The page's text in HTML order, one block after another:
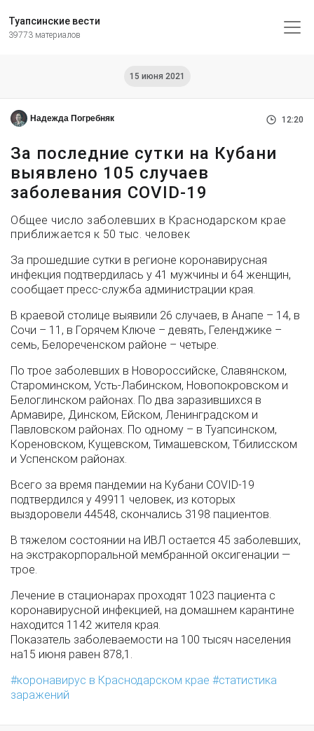
Туапсинские вести
39773 материалов
15 июня 2021
Надежда Погребняк 12:20
За последние сутки на Кубани
выявлено 105 случаев
заболевания COVID-19
Общее число заболевших в Краснодарском крае
приближается к 50 тыс. человек
За прошедшие сутки в регионе коронавирусная
инфекция подтвердилась у 41 мужчины и 64 женщин,
сообщает пресс-служба администрации края.
В краевой столице выявили 26 случаев, в Анапе – 14, в
Сочи – 11, в Горячем Ключе – девять, Геленджике –
семь, Белореченском районе – четыре.
По трое заболевших в Новороссийске, Славянском,
Староминском, Усть-Лабинском, Новопокровском и
Белоглинском районах. По два заразившихся в
Армавире, Динском, Ейском, Ленинградском и
Павловском районах. По одному – в Туапсинском,
Кореновском, Кущевском, Тимашевском, Тбилисском
и Успенском районах.
Всего за время пандемии на Кубани COVID-19
подтвердился у 49911 человек, из которых
выздоровели 44548, скончались 3198 пациентов.
В тяжелом состоянии на ИВЛ остается 45 заболевших,
на экстракорпоральной мембранной оксигенации —
трое.
Лечение в стационарах проходят 1023 пациента с
коронавирусной инфекцией, на домашнем карантине
находится 1142 жителя края.
Показатель заболеваемости на 100 тысяч населения
на15 июня равен 878,1.
коронавирус в Краснодарском крае
статистика
заражений